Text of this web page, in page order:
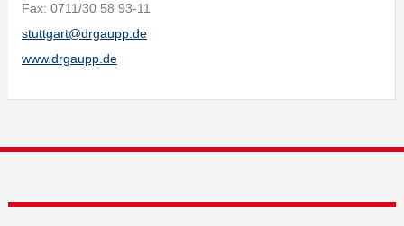
Fax: 0711/30 58 93-11
stuttgart@drgaupp.de
www.drgaupp.de